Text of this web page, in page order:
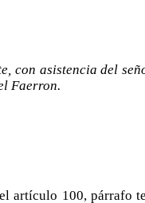
con asistencia del
Faerron.
artículo 100, párrafo